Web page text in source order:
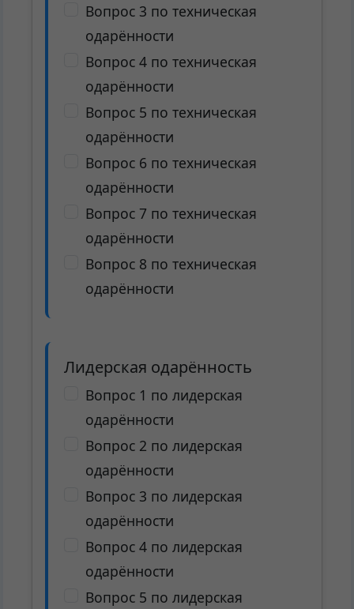
Вопрос 3 по техническая
одарённости
Вопрос 4 по техническая
одарённости
Вопрос 5 по техническая
одарённости
Вопрос 6 по техническая
одарённости
Вопрос 7 по техническая
одарённости
Вопрос 8 по техническая
одарённости
Лидерская одарённость
Вопрос 1 по лидерская
одарённости
Вопрос 2 по лидерская
одарённости
Вопрос 3 по лидерская
одарённости
Вопрос 4 по лидерская
одарённости
Вопрос 5 по лидерская